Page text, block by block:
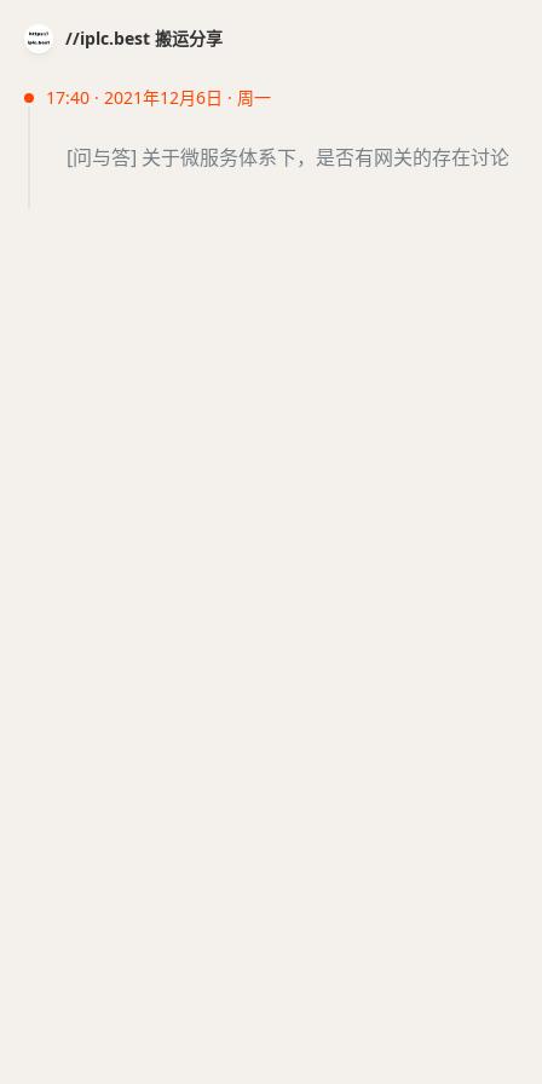
//iplc.best 搬运分享
17:40 · 2021年12月6日 · 周一
[问与答] 关于微服务体系下，是否有网关的存在讨论